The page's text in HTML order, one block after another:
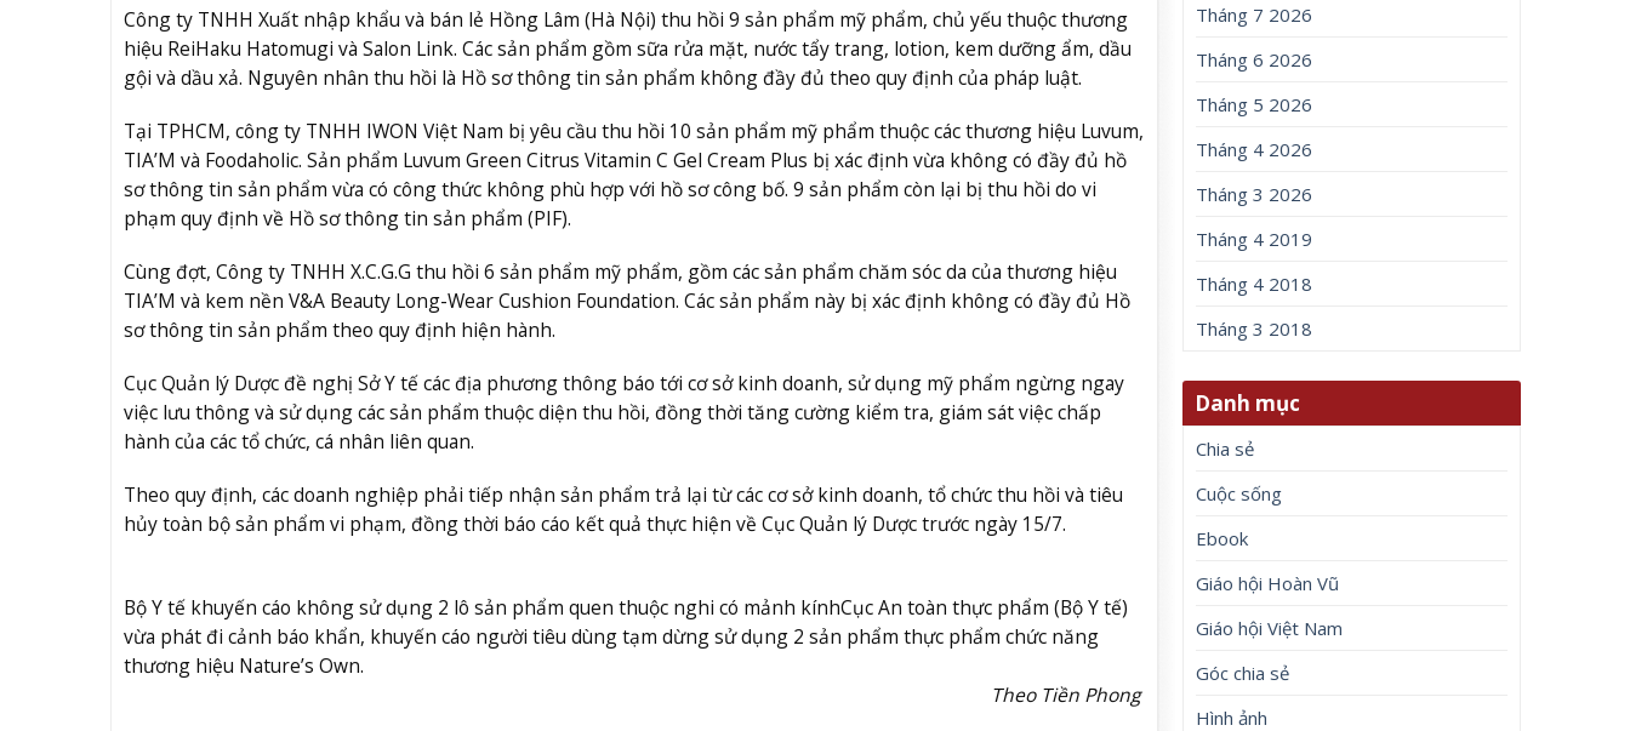
Công ty TNHH Xuất nhập khẩu và bán lẻ Hồng Lâm (Hà Nội) thu hồi 9 sản phẩm mỹ phẩm, chủ yếu thuộc thương
hiệu ReiHaku Hatomugi và Salon Link. Các sản phẩm gồm sữa rửa mặt, nước tẩy trang, lotion, kem dưỡng ẩm, dầu
gội và dầu xả. Nguyên nhân thu hồi là Hồ sơ thông tin sản phẩm không đầy đủ theo quy định của pháp luật.
Tại TPHCM, công ty TNHH IWON Việt Nam bị yêu cầu thu hồi 10 sản phẩm mỹ phẩm thuộc các thương hiệu Luvum,
TIA’M và Foodaholic. Sản phẩm Luvum Green Citrus Vitamin C Gel Cream Plus bị xác định vừa không có đầy đủ hồ
sơ thông tin sản phẩm vừa có công thức không phù hợp với hồ sơ công bố. 9 sản phẩm còn lại bị thu hồi do vi
phạm quy định về Hồ sơ thông tin sản phẩm (PIF).
Cùng đợt, Công ty TNHH X.C.G.G thu hồi 6 sản phẩm mỹ phẩm, gồm các sản phẩm chăm sóc da của thương hiệu
TIA’M và kem nền V&A Beauty Long-Wear Cushion Foundation. Các sản phẩm này bị xác định không có đầy đủ Hồ
sơ thông tin sản phẩm theo quy định hiện hành.
Cục Quản lý Dược đề nghị Sở Y tế các địa phương thông báo tới cơ sở kinh doanh, sử dụng mỹ phẩm ngừng ngay
việc lưu thông và sử dụng các sản phẩm thuộc diện thu hồi, đồng thời tăng cường kiểm tra, giám sát việc chấp
hành của các tổ chức, cá nhân liên quan.
Theo quy định, các doanh nghiệp phải tiếp nhận sản phẩm trả lại từ các cơ sở kinh doanh, tổ chức thu hồi và tiêu
hủy toàn bộ sản phẩm vi phạm, đồng thời báo cáo kết quả thực hiện về Cục Quản lý Dược trước ngày 15/7.
Bộ Y tế khuyến cáo không sử dụng 2 lô sản phẩm quen thuộc nghi có mảnh kínhCục An toàn thực phẩm (Bộ Y tế)
vừa phát đi cảnh báo khẩn, khuyến cáo người tiêu dùng tạm dừng sử dụng 2 sản phẩm thực phẩm chức năng
thương hiệu Nature’s Own.
Theo Tiền Phong
Tháng 7 2026
Tháng 6 2026
Tháng 5 2026
Tháng 4 2026
Tháng 3 2026
Tháng 4 2019
Tháng 4 2018
Tháng 3 2018
Danh mục
Chia sẻ
Cuộc sống
Ebook
Giáo hội Hoàn Vũ
Giáo hội Việt Nam
Góc chia sẻ
Hình ảnh